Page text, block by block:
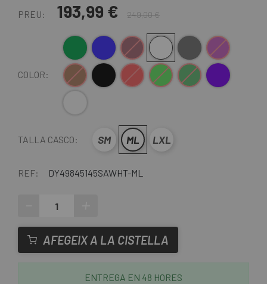
PREU: 193,99 € 249,00 €
COLOR:
Verde Oliva BURDEOSBlanc Lila
MarróNegre MateVermell VerdVerd FoscVioleta
TALLA CASCO: SM ML LXL
REF: DY49845145SAWHT-ML
AFEGEIX A LA CISTELLA
ENTREGA EN 48 HORES